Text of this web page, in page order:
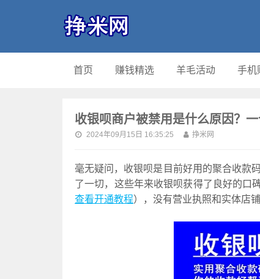
首页 赚钱精选 羊毛活动 手机
收银呗商户被禁用是什么原因？
2024年09月15日 16:35:25 挣米网
毫无疑问，收银呗是目前好用的聚合收款
了一切，这些年来收银呗获得了良好的口
查看开通教程），没有营业执照和实体店